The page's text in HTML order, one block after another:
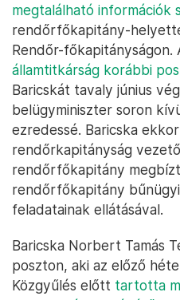
megtalálható információk
rendőrfőkapitány-
Rendőr-főkapitányságon.
államtitkárság korábbi
Baricskát tavaly június
belügyminiszter soron
ezredessé. Baricska
rendőrkapitányság
rendőrfőkapitány
rendőrfőkapitány
feladatainak ellátásával.
Baricska Norbert Tamás
poszton, aki az előző
Közgyűlés előtt tartotta